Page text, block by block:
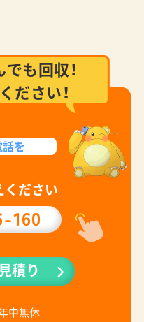
も回収！
ださい！
を
ださい
160
積り
中無休